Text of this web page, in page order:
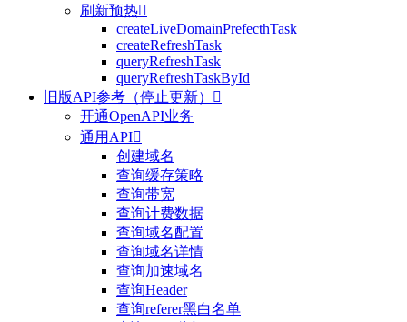
刷新预热
createLiveDomainPrefecthTask
createRefreshTask
queryRefreshTask
queryRefreshTaskById
旧版API参考（停止更新）

开通OpenAPI业务
通用API
创建域名
查询缓存策略
查询带宽
查询计费数据
查询域名配置
查询域名详情
查询加速域名
查询Header
查询referer黑白名单